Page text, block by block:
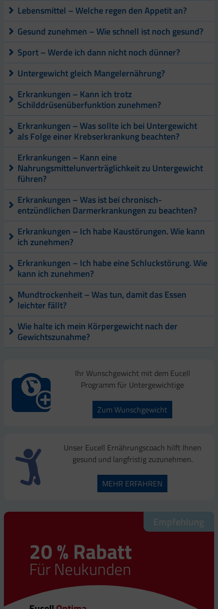
Lebensmittel – Welche regen den Appetit an?
Gesund zunehmen – Wie schnell ist noch gesund?
Sport – Werde ich dann nicht noch dünner?
Untergewicht gleich Mangelernährung?
Erkrankungen – Kann ich trotz
Schilddrüsenüberfunktion zunehmen?
Erkrankungen – Was sollte ich bei Untergewicht
als Folge einer Krebserkrankung beachten?
Erkrankungen – Kann eine
Nahrungsmittelunverträglichkeit zu Untergewicht
führen?
Erkrankungen – Was ist bei chronisch-
entzündlichen Darmerkrankungen zu beachten?
Erkrankungen – Ich habe Kaustörungen. Wie kann
ich zunehmen?
Erkrankungen – Ich habe eine Schluckstörung. Wie
kann ich zunehmen?
Mundtrockenheit – Was tun, damit das Essen
leichter fällt?
Wie halte ich mein Körpergewicht nach der
Gewichtszunahme?
Ihr Wunschgewicht mit dem Eucell
Programm für Untergewichtige
Zum Wunschgewicht
Unser Eucell Ernährungscoach hilft Ihnen
gesund und langfristig zuzunehmen.
MEHR ERFAHREN
Empfehlung
20 % Rabatt
Für Neukunden
Empfehlung
20 % Rabatt
Für Neukunden